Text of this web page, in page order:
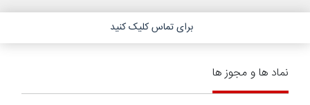
برای تماس کلیک کنید
نماد ها و مجوز ها